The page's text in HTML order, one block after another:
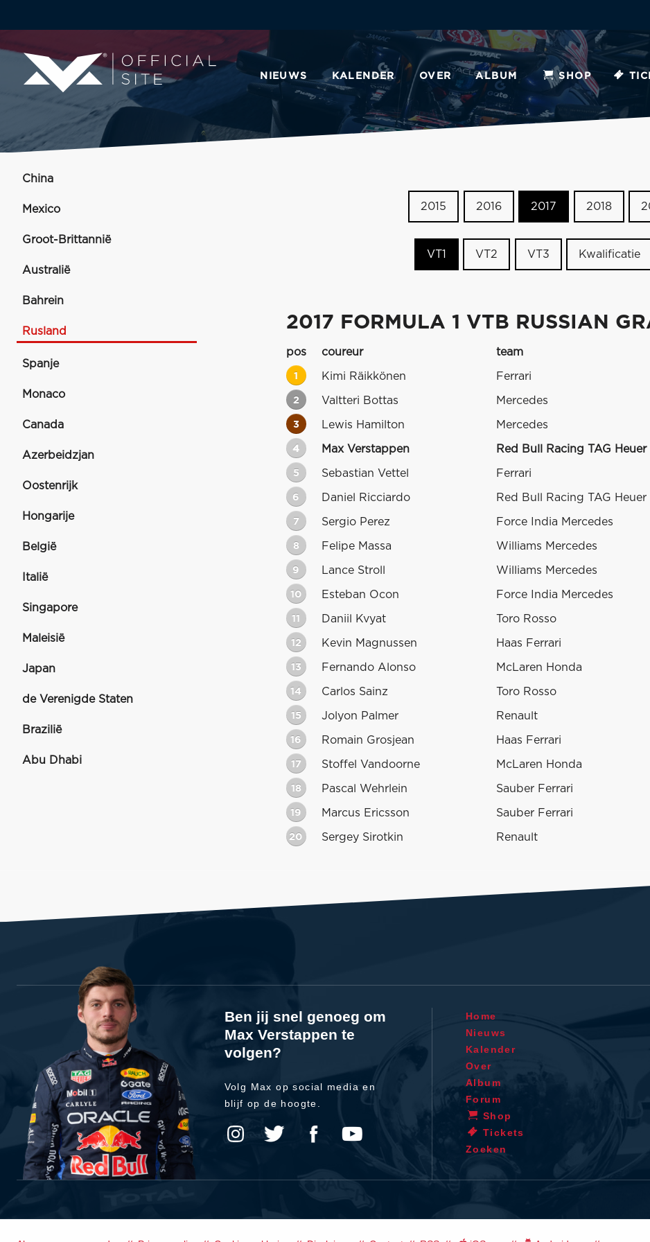
NIEUWS KALENDER OVER ALBUM SHOP
China
Mexico
Groot-Brittannië
Australië
Bahrein
Rusland
Spanje
Monaco
Canada
Azerbeidzjan
Oostenrijk
Hongarije
België
Italië
Singapore
Maleisië
Japan
de Verenigde Staten
Brazilië
Abu Dhabi
2015 2016 2017 2018
VT1 VT2 VT3 Kwalificatie
2017 FORMULA 1 VTB RUSSIAN
pos coureur team
1 Kimi Räikkönen Ferrari
2 Valtteri Bottas Mercedes
3 Lewis Hamilton Mercedes
4 Max Verstappen Red Bull Racing TAG Heuer
5 Sebastian Vettel Ferrari
6 Daniel Ricciardo Red Bull Racing TAG Heuer
7 Sergio Perez Force India Mercedes
8 Felipe Massa Williams Mercedes
9 Lance Stroll Williams Mercedes
10 Esteban Ocon Force India Mercedes
11 Daniil Kvyat Toro Rosso
12 Kevin Magnussen Haas Ferrari
13 Fernando Alonso McLaren Honda
14 Carlos Sainz Toro Rosso
15 Jolyon Palmer Renault
16 Romain Grosjean Haas Ferrari
17 Stoffel Vandoorne McLaren Honda
18 Pascal Wehrlein Sauber Ferrari
19 Marcus Ericsson Sauber Ferrari
20 Sergey Sirotkin Renault
Ben jij snel genoeg om
Max Verstappen te
volgen?
Volg Max op social media en
blijf op de hoogte.
Home
Nieuws
Kalender
Over
Album
Forum
Shop
Tickets
Zoeken